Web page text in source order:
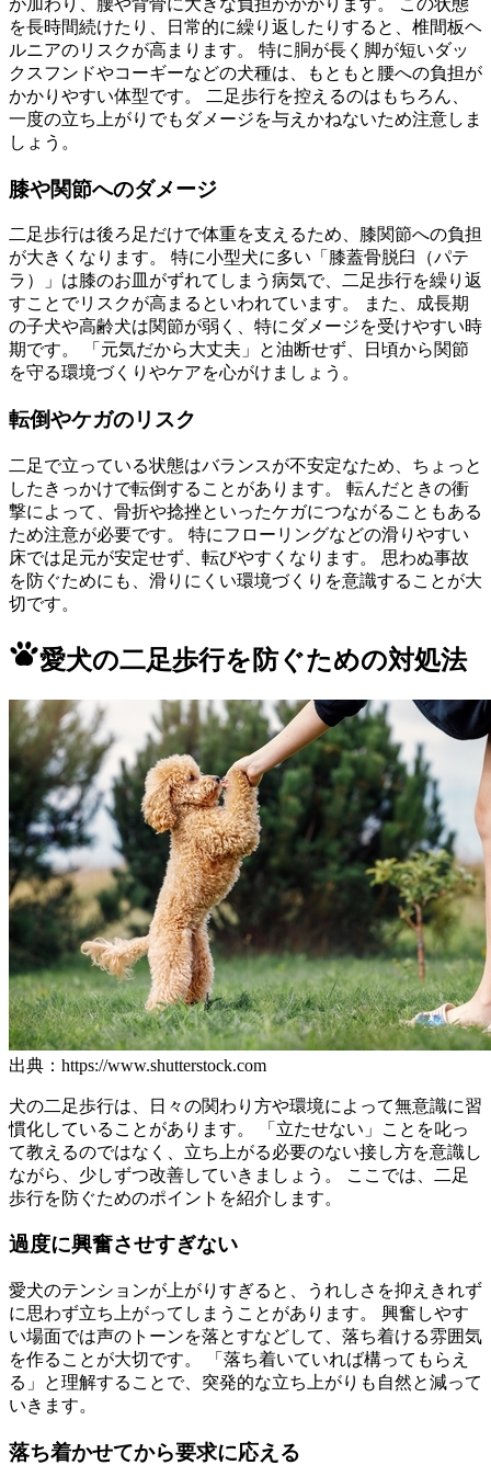
を長時間続けたり、日常的に繰り返したりすると、椎間板ヘ
ルニアのリスクが高まります。 特に胴が長く脚が短いダッ
クスフンドやコーギーなどの犬種は、もともと腰への負担が
かかりやすい体型です。 二足歩行を控えるのはもちろん、
一度の立ち上がりでもダメージを与えかねないため注意しま
しょう。
膝や関節へのダメージ
二足歩行は後ろ足だけで体重を支えるため、膝関節への負担
が大きくなります。 特に小型犬に多い「膝蓋骨脱臼（パテ
ラ）」は膝のお皿がずれてしまう病気で、二足歩行を繰り返
すことでリスクが高まるといわれています。 また、成長期
の子犬や高齢犬は関節が弱く、特にダメージを受けやすい時
期です。 「元気だから大丈夫」と油断せず、日頃から関節
を守る環境づくりやケアを心がけましょう。
転倒やケガのリスク
二足で立っている状態はバランスが不安定なため、ちょっと
したきっかけで転倒することがあります。 転んだときの衝
撃によって、骨折や捻挫といったケガにつながることもある
ため注意が必要です。 特にフローリングなどの滑りやすい
床では足元が安定せず、転びやすくなります。 思わぬ事故
を防ぐためにも、滑りにくい環境づくりを意識することが大
切です。
愛犬の二足歩行を防ぐための対処法
出典：https://www.shutterstock.com
犬の二足歩行は、日々の関わり方や環境によって無意識に習
慣化していることがあります。 「立たせない」ことを叱っ
て教えるのではなく、立ち上がる必要のない接し方を意識し
ながら、少しずつ改善していきましょう。 ここでは、二足
歩行を防ぐためのポイントを紹介します。
過度に興奮させすぎない
愛犬のテンションが上がりすぎると、うれしさを抑えきれず
に思わず立ち上がってしまうことがあります。 興奮しやす
い場面では声のトーンを落とすなどして、落ち着ける雰囲気
を作ることが大切です。 「落ち着いていれば構ってもらえ
る」と理解することで、突発的な立ち上がりも自然と減って
いきます。
落ち着かせてから要求に応える